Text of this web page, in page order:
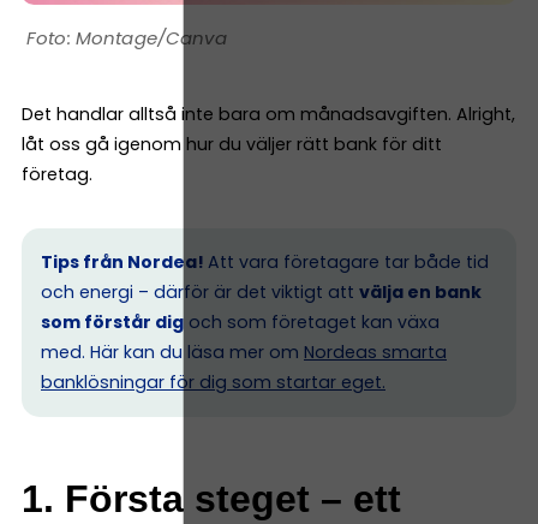
Montage/Canva
Det handlar alltså inte bara om månadsavgiften. Alright,
låt oss gå igenom hur du väljer rätt bank för ditt
företag.
Tips från Nordea! Att vara företagare tar både tid
och energi – därför är det viktigt att välja en bank
som förstår dig och som företaget kan växa
med. Här kan du läsa mer om Nordeas smarta
banklösningar för dig som startar eget.
1. Första steget – ett